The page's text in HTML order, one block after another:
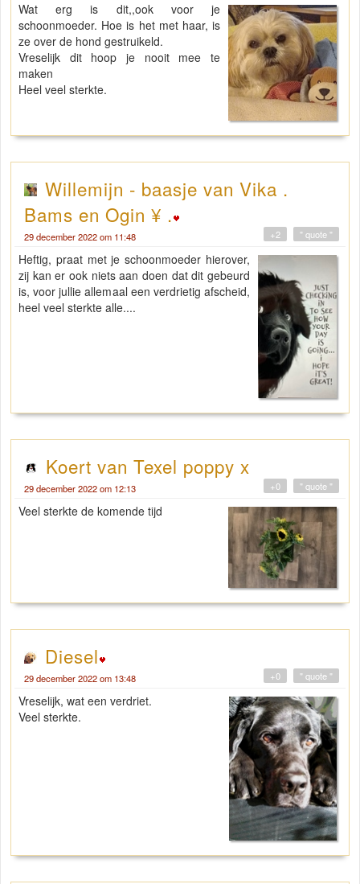
Wat erg is dit,,ook voor je
schoonmoeder. Hoe is het met haar, is
ze over de hond gestruikeld.
Vreselijk dit hoop je nooit mee te
maken
Heel veel sterkte.
Willemijn - baasje van Vika .
Bams en Ogin ¥ .
29 december 2022 om 11:48 " quote "
+2
Heftig, praat met je schoonmoeder hierover,
zij kan er ook niets aan doen dat dit gebeurd
is, voor jullie allemaal een verdrietig afscheid,
heel veel sterkte alle....
Koert van Texel poppy x
29 december 2022 om 12:13 " quote "
+0
Veel sterkte de komende tijd
Diesel
29 december 2022 om 13:48 " quote "
+0
Vreselijk, wat een verdriet.
Veel sterkte.